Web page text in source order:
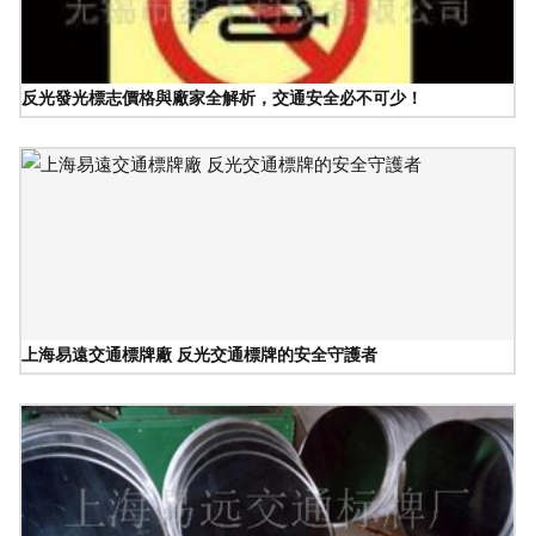
反光發光標志價格與廠家全解析，交通安全必不可少！
上海易遠交通標牌廠 反光交通標牌的安全守護者